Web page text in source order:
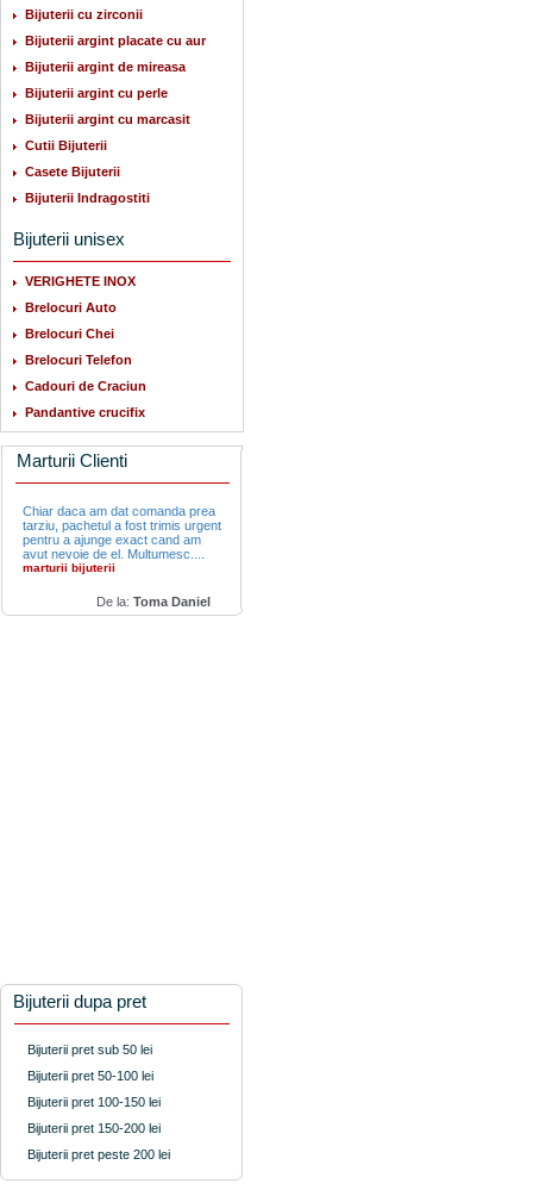
Bijuterii cu zirconii
Bijuterii argint placate cu aur
Bijuterii argint de mireasa
Bijuterii argint cu perle
Bijuterii argint cu marcasit
Cutii Bijuterii
Casete Bijuterii
Bijuterii Indragostiti
Bijuterii unisex
VERIGHETE INOX
Brelocuri Auto
Brelocuri Chei
Brelocuri Telefon
Cadouri de Craciun
Pandantive crucifix
Marturii Clienti
Chiar daca am dat comanda prea
tarziu, pachetul a fost trimis urgent
pentru a ajunge exact cand am
avut nevoie de el. Multumesc....
marturii bijuterii
De la: Toma Daniel
Bijuterii dupa pret
Bijuterii pret sub 50 lei
Bijuterii pret 50-100 lei
Bijuterii pret 100-150 lei
Bijuterii pret 150-200 lei
Bijuterii pret peste 200 lei